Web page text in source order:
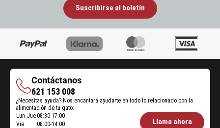
Suscribirse al boletín
Contáctanos
Contáctanos
621 153 008
¿Necesitas ayuda? Nos encantará ayudarte en todo lo relacionado con la
alimentación de tu gato.
Öffnungszeiten
Lun-Jue08:30-17:00
Vie
08:00-14:00 Llama ahora